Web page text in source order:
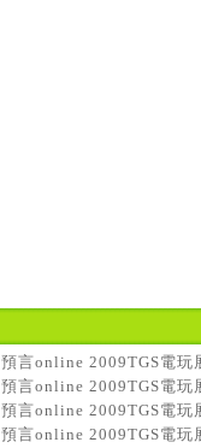
預言online 2009TGS電玩
預言online 2009TGS電玩
預言online 2009TGS電玩
預言online 2009TGS電玩